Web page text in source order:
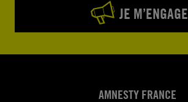
JE M’ENGAGE
AMNESTY FRANCE